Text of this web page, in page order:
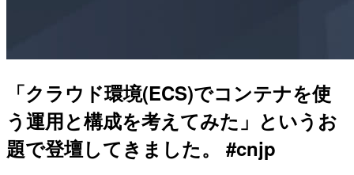
「クラウド環境(ECS)でコンテナを使
う運用と構成を考えてみた」というお
題で登壇してきました。 #cnjp